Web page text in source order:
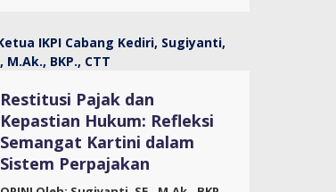
Restitusi Pajak dan
Kepastian Hukum: Refleksi
Semangat Kartini dalam
Sistem Perpajakan